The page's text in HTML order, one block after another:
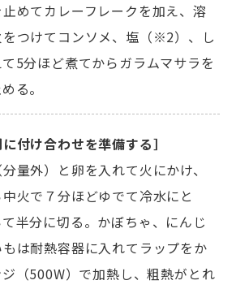
めてカレーフレークを加え、溶
をつけてコンソメ、塩（※2）、し
5分ほど煮てからガラムマサラを
る。
に付け合わせを準備する］
量外）と卵を入れて火にかけ、
火で７分ほどゆでて冷水にと
半分に切る。かぼちゃ、にんじ
は耐熱容器に入れてラップをか
（500W）で加熱し、粗熱がとれ